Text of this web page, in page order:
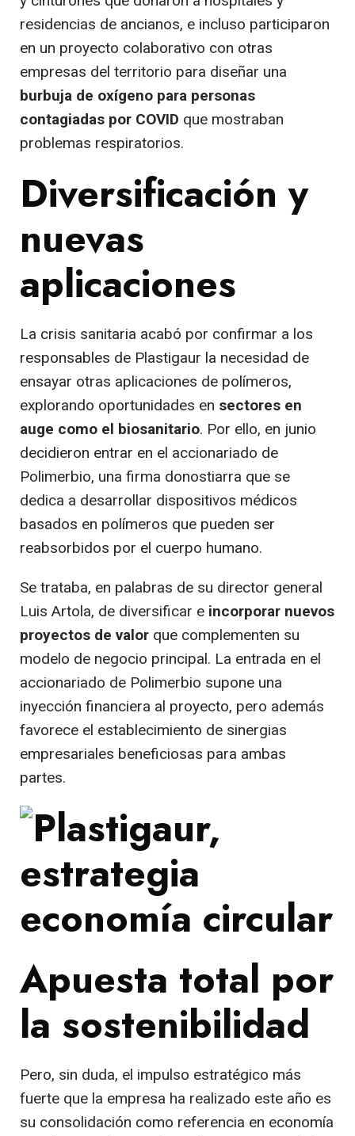
residencias de ancianos, e incluso participaron
en un proyecto colaborativo con otras
empresas del territorio para diseñar una
burbuja de oxígeno para personas
contagiadas por COVID que mostraban
problemas respiratorios.
Diversificación y
nuevas
aplicaciones
La crisis sanitaria acabó por confirmar a los
responsables de Plastigaur la necesidad de
ensayar otras aplicaciones de polímeros,
explorando oportunidades en sectores en
auge como el biosanitario. Por ello, en junio
decidieron entrar en el accionariado de
Polimerbio, una firma donostiarra que se
dedica a desarrollar dispositivos médicos
basados en polímeros que pueden ser
reabsorbidos por el cuerpo humano.
Se trataba, en palabras de su director general
Luis Artola, de diversificar e incorporar nuevos
proyectos de valor que complementen su
modelo de negocio principal. La entrada en el
accionariado de Polimerbio supone una
inyección financiera al proyecto, pero además
favorece el establecimiento de sinergias
empresariales beneficiosas para ambas
partes.
Apuesta total por
la sostenibilidad
Pero, sin duda, el impulso estratégico más
fuerte que la empresa ha realizado este año es
su consolidación como referencia en economía